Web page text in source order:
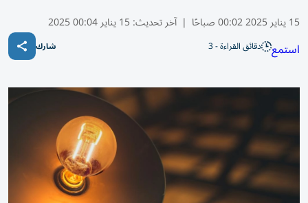
15 يناير 2025 00:02 صباحًا | آخر تحديث:15 يناير 00:04 2025
استمع دقائق القراءة - 3 شارك